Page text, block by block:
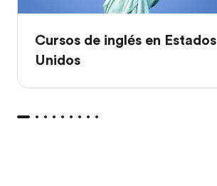
Cursos de inglés en Estados
Unidos